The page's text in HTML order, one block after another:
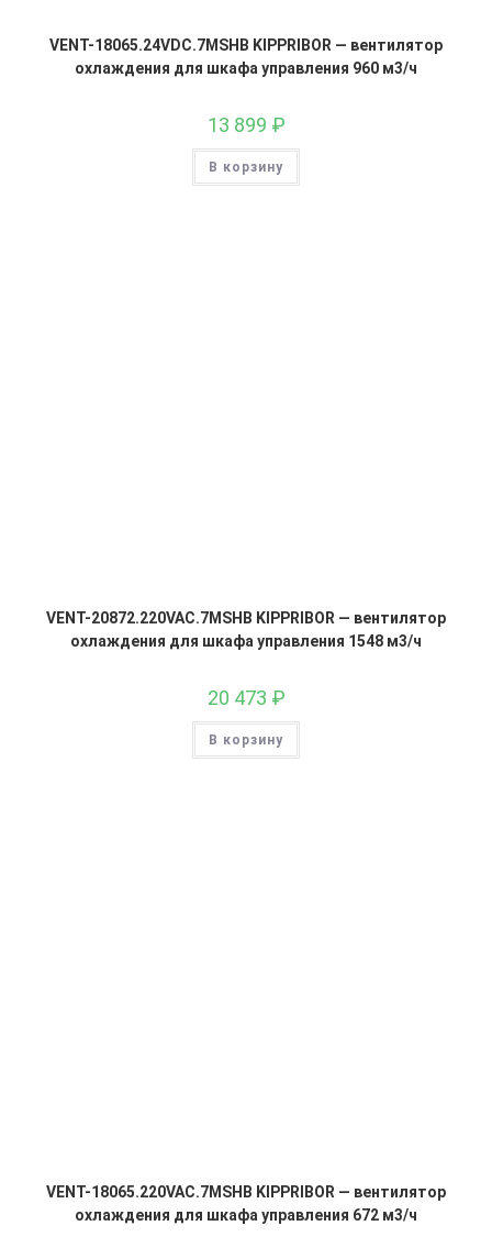
VENT-18065.24VDC.7MSHB KIPPRIBOR — вентилятор
охлаждения для шкафа управления 960 м3/ч
13 899 ₽
В корзину
VENT-20872.220VAC.7MSHB KIPPRIBOR — вентилятор
охлаждения для шкафа управления 1548 м3/ч
20 473 ₽
В корзину
VENT-18065.220VAC.7MSHB KIPPRIBOR — вентилятор
охлаждения для шкафа управления 672 м3/ч